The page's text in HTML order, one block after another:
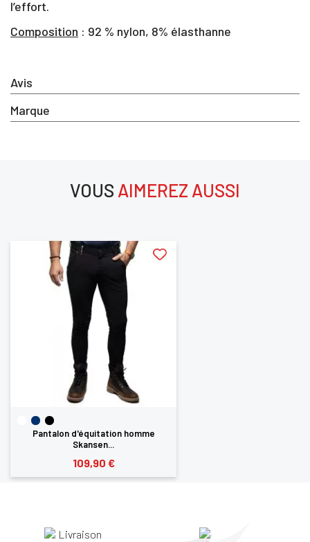
Avis
Marque
l’effort.
Composition : 92 % nylon, 8% élasthanne
VOUS AIMEREZ AUSSI
Pantalon d'équitation homme
Skansen...
109,90 €
Vous devez être connecté pour enregistrer des
produits dans votre liste d'envie
ANNULER CONNECTER